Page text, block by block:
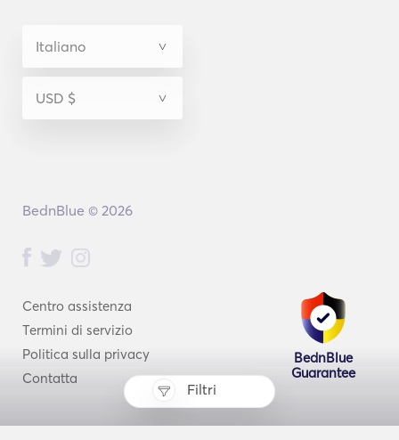
Filtri
Centro assistenza
Termini di servizio
Politica sulla privacy
Contatta
BednBlue
Guarantee
BednBlue © 2026